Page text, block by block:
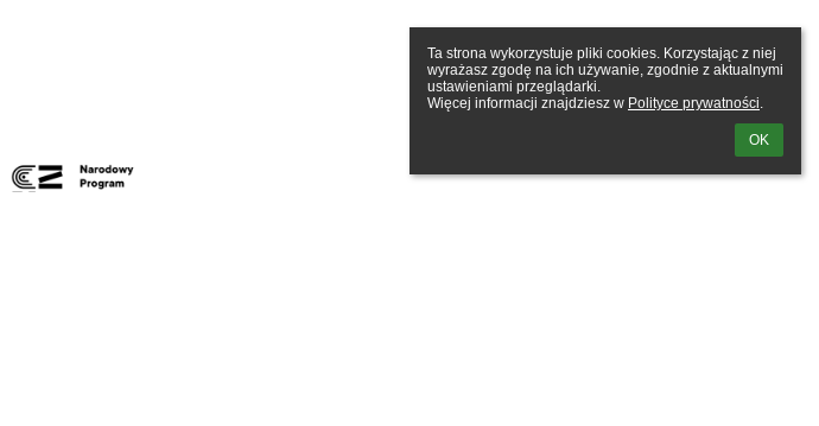
Ta strona wykorzystuje pliki cookies. Korzystając z niej
wyrażasz zgodę na ich używanie, zgodnie z aktualnymi
ustawieniami przeglądarki.
Więcej informacji znajdziesz w Polityce prywatności.
OK